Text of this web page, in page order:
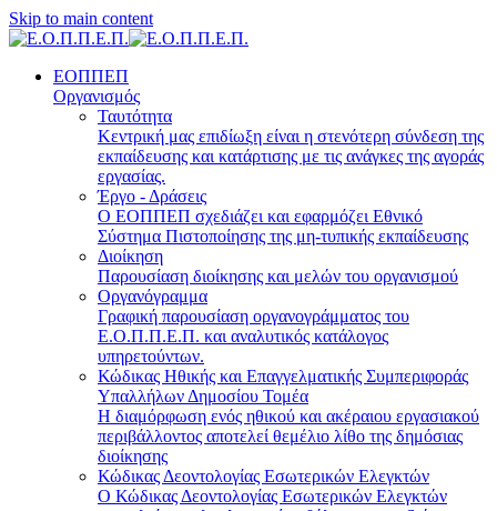
Skip to main content
ΕΟΠΠΕΠ
Οργανισμός
Ταυτότητα
Κεντρική μας επιδίωξη είναι η στενότερη σύνδεση της
εκπαίδευσης και κατάρτισης με τις ανάγκες της αγοράς
εργασίας.
Έργο - Δράσεις
Ο ΕΟΠΠΕΠ σχεδιάζει και εφαρμόζει Eθνικό
Σύστημα Πιστοποίησης της μη-τυπικής εκπαίδευσης
Διοίκηση
Παρουσίαση διοίκησης και μελών του οργανισμού
Οργανόγραμμα
Γραφική παρουσίαση οργανογράμματος του
Ε.Ο.Π.Π.Ε.Π. και αναλυτικός κατάλογος
υπηρετούντων.
Κώδικας Ηθικής και Επαγγελματικής Συμπεριφοράς
Υπαλλήλων Δημοσίου Τομέα
Η διαμόρφωση ενός ηθικού και ακέραιου εργασιακού
περιβάλλοντος αποτελεί θεμέλιο λίθο της δημόσιας
διοίκησης
Κώδικας Δεοντολογίας Εσωτερικών Ελεγκτών
Ο Κώδικας Δεοντολογίας Εσωτερικών Ελεγκτών